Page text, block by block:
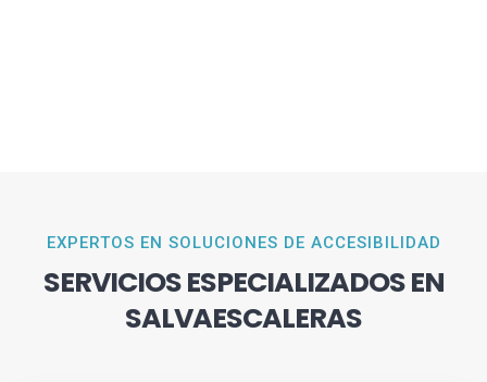
EXPERTOS EN SOLUCIONES DE ACCESIBILIDAD
SERVICIOS ESPECIALIZADOS EN
SALVAESCALERAS